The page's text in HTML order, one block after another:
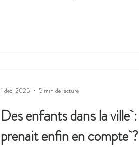
Des enfants dans la ville
prenait enfin en compte ?
1 déc. 2025 5 min de lecture